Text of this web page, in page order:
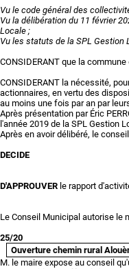
Vu le code général des
Vu la délibération du 11 février
Locale ;
Vu les statuts de la SPL Gestion
CONSIDERANT que la
CONSIDERANT la nécessité,
actionnaires, en vertu des
au moins une fois par an par
Après présentation par Éric
l'année 2019 de la SPL Gestion
Après en avoir délibéré, le
DECIDE
D'APPROUVER le rapport
Le Conseil Municipal autorise le
25/20
Ouverture chemin rural
M. le maire expose au conseil